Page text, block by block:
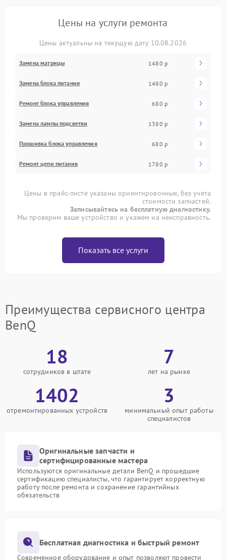
Цены на услуги ремонта
Цены актуальны на текущую дату 10.08.2026
Замена матрицы 1480 р
Замена блока питания 1480 р
Ремонт блока управления 680 р
Замена лампы подсветки 1380 р
Прошивка блока управления 680 р
Ремонт цепи питания 1780 р
Цены в прайс-листе указаны ориентировочные, без учета
стоимости запчастей.
Записывайтесь на бесплатную диагностику.
Мы проверим ваше устройство и укажем на неисправность.
Показать все услуги
Преимущества сервисного центра
BenQ
18
сотрудников в штате
7
лет на рынке
1402
отремонтированных устройств
3
минимальный опыт работы
специалистов
Оригинальные запчасти и
сертифицированные мастера
Используются оригинальные детали BenQ и прошедшие
сертификацию специалисты, что гарантирует корректную
работу после ремонта и сохранение гарантийных
обязательств
Бесплатная диагностика и быстрый ремонт
Современное оборудование и опыт позволяют провести